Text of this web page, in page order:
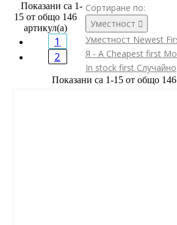
Сортиране по:
Уместност 
Уместност Newest
Я - А Cheapest first
In stock first Случайно
Показани са 1-15 от общо
Показани са 1-
15 от общо 146
артикул(а)
1
2